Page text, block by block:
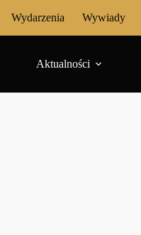
Wydarzenia Wywiady
Aktualności